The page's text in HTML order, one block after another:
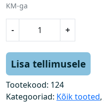
KM-ga
-
a
n
t
+
Lisa tellimusele
Tootekood: 124
Kategooriad: Kõik tooted,